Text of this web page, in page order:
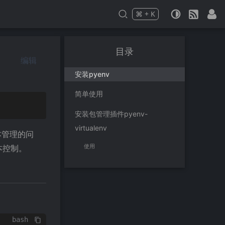
Press
⌘ +
and K
to search
编辑
理的问
制。
bash
目录
安装pyenv
简单使用
安装包管理插件pyenv-
virtualenv
使用